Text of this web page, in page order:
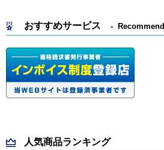
おすすめサービス Recommend
人気商品ランキング